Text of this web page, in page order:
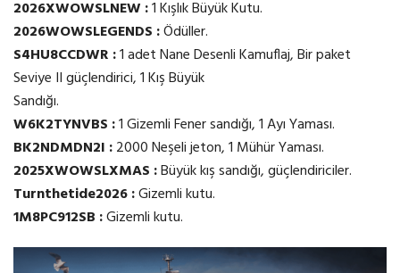
2026XWOWSLNEW :1 Kışlık Büyük Kutu.
2026WOWSLEGENDS :Ödüller.
S4HU8CCDWR :1 adet Nane Desenli Kamuflaj, Bir paket
Seviye II güçlendirici, 1 Kış Büyük
Sandığı.
W6K2TYNVBS :1 Gizemli Fener sandığı, 1 Ayı Yaması.
BK2NDMDN2I :2000 Neşeli jeton, 1 Mühür Yaması.
2025XWOWSLXMAS :Büyük kış sandığı, güçlendiriciler.
Turnthetide2026 :Gizemli kutu.
1M8PC912SB :Gizemli kutu.